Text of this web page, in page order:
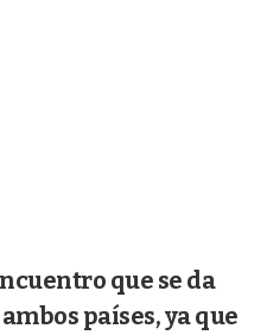
que se da
países, ya que